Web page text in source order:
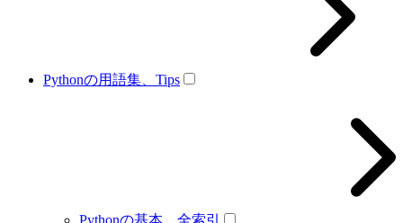
Pythonの用語集、Tips
Pythonの基本、全索引